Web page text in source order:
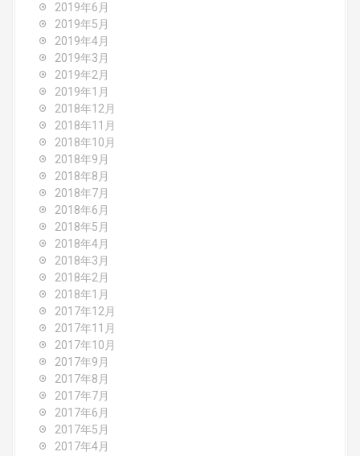
2019年6月
2019年5月
2019年4月
2019年3月
2019年2月
2019年1月
2018年12月
2018年11月
2018年10月
2018年9月
2018年8月
2018年7月
2018年6月
2018年5月
2018年4月
2018年3月
2018年2月
2018年1月
2017年12月
2017年11月
2017年10月
2017年9月
2017年8月
2017年7月
2017年6月
2017年5月
2017年4月